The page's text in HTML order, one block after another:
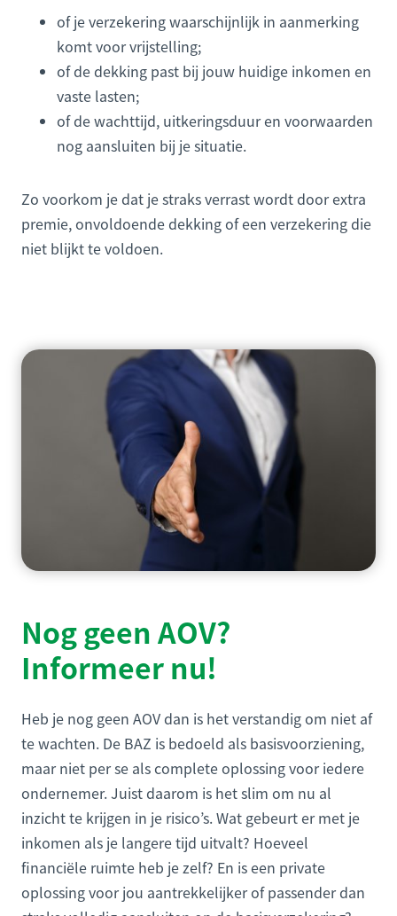
of je verzekering waarschijnlijk in aanmerking
komt voor vrijstelling;
of de dekking past bij jouw huidige inkomen en
vaste lasten;
of de wachttijd, uitkeringsduur en voorwaarden
nog aansluiten bij je situatie.
Zo voorkom je dat je straks verrast wordt door extra
premie, onvoldoende dekking of een verzekering die
niet blijkt te voldoen.
Nog geen AOV?
Informeer nu!
Heb je nog geen AOV dan is het verstandig om niet af
te wachten. De BAZ is bedoeld als basisvoorziening,
maar niet per se als complete oplossing voor iedere
ondernemer. Juist daarom is het slim om nu al
inzicht te krijgen in je risico’s. Wat gebeurt er met je
inkomen als je langere tijd uitvalt? Hoeveel
financiële ruimte heb je zelf? En is een private
oplossing voor jou aantrekkelijker of passender dan